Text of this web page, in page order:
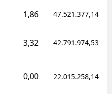
1,86 47.521.377,14
3,32 42.791.974,53
0,00 22.015.258,14